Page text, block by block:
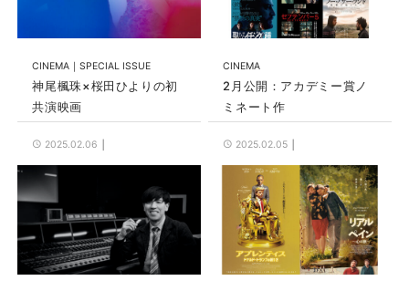
CINEMA SPECIAL ISSUE
神尾楓珠×桜田ひよりの初
共演映画
2025.02.06
CINEMA
2月公開：アカデミー賞ノ
ミネート作
2025.02.05